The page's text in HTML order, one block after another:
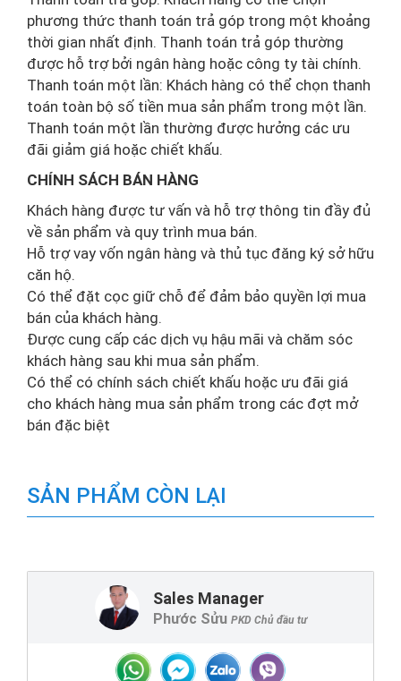
phương thức thanh toán trả góp trong một khoảng
thời gian nhất định. Thanh toán trả góp thường
được hỗ trợ bởi ngân hàng hoặc công ty tài chính.
Thanh toán một lần: Khách hàng có thể chọn thanh
toán toàn bộ số tiền mua sản phẩm trong một lần.
Thanh toán một lần thường được hưởng các ưu
đãi giảm giá hoặc chiết khấu.
CHÍNH SÁCH BÁN HÀNG
Khách hàng được tư vấn và hỗ trợ thông tin đầy đủ
về sản phẩm và quy trình mua bán.
Hỗ trợ vay vốn ngân hàng và thủ tục đăng ký sở hữu
căn hộ.
Có thể đặt cọc giữ chỗ để đảm bảo quyền lợi mua
bán của khách hàng.
Được cung cấp các dịch vụ hậu mãi và chăm sóc
khách hàng sau khi mua sản phẩm.
Có thể có chính sách chiết khấu hoặc ưu đãi giá
cho khách hàng mua sản phẩm trong các đợt mở
bán đặc biệt
SẢN PHẨM CÒN LẠI
Sales Manager
Phước Sửu PKD Chủ đầu tư